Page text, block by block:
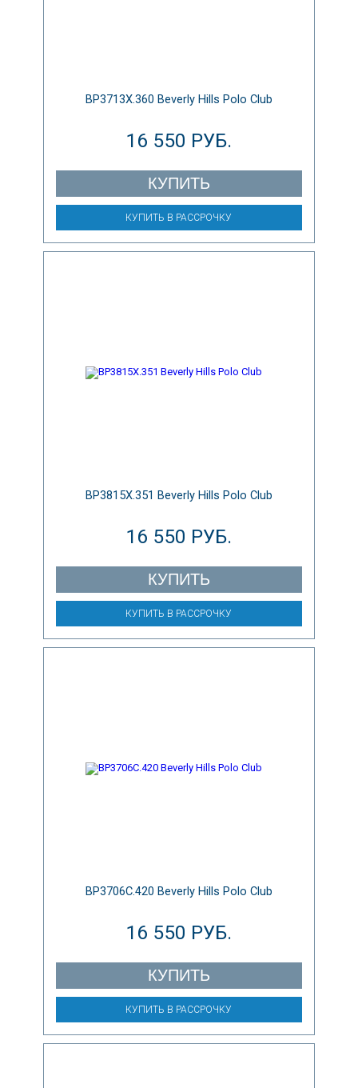
BP3713X.360 Beverly Hills Polo Club
16 550 РУБ.
КУПИТЬ
КУПИТЬ В РАССРОЧКУ
BP3815X.351 Beverly Hills Polo Club
16 550 РУБ.
КУПИТЬ
КУПИТЬ В РАССРОЧКУ
BP3706C.420 Beverly Hills Polo Club
16 550 РУБ.
КУПИТЬ
КУПИТЬ В РАССРОЧКУ